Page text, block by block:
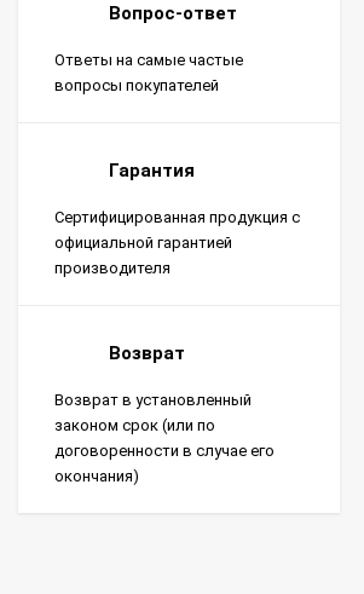
Вопрос-ответ
Ответы на самые частые
вопросы покупателей
Гарантия
Сертифицированная продукция с
официальной гарантией
производителя
Возврат
Возврат в установленный
законом срок (или по
договоренности в случае его
окончания)